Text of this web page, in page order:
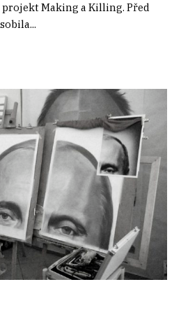
Making a Killing. Před